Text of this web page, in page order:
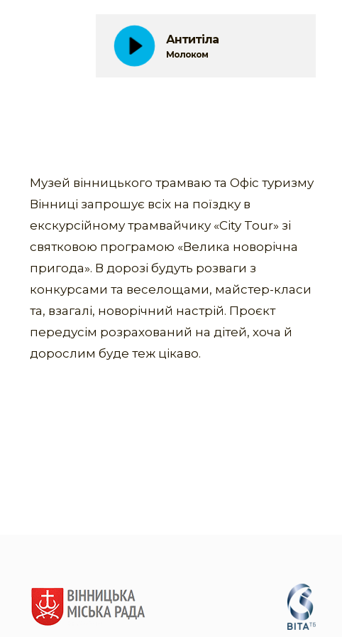
Антитіла
Молоком
Музей вінницького трамваю та Офіс туризму
Вінниці запрошує всіх на поїздку в
екскурсійному трамвайчику «City Tour» зі
святковою програмою «Велика новорічна
пригода». В дорозі будуть розваги з
конкурсами та веселощами, майстер-класи
та, взагалі, новорічний настрій. Проєкт
передусім розрахований на дітей, хоча й
дорослим буде теж цікаво.